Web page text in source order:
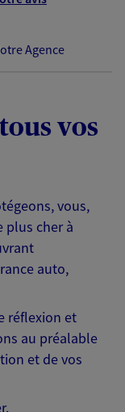
Agence
vos
vous,
plus cher à
auto,
réflexion et
au préalable
et de vos